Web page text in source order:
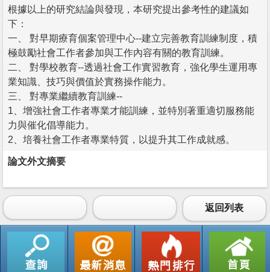
根據以上的研究結論與發現，本研究提出參考性的建議如
下：
一、 對早期療育個案管理中心--建立完善教育訓練制度，積
極鼓勵社會工作者參加與工作內容有關的教育訓練。
二、 對學校教育--透過社會工作實習教育，強化學生運用專
業知識、技巧與價值於實務操作能力。
三、 對專業繼續教育訓練--
1、增強社會工作者專業才能訓練，並特別著重適切服務能
力與催化倡導能力。
2、培養社會工作者專業特質，以提升其工作成就感。
論文外文摘要
返回列表